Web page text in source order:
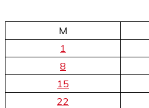
M
1
8
15
22